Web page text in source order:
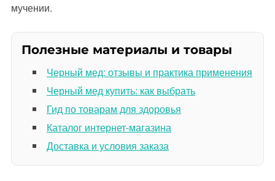
мучении.
Полезные материалы и товары
Черный мед: отзывы и практика применения
Черный мед купить: как выбрать
Гид по товарам для здоровья
Каталог интернет-магазина
Доставка и условия заказа